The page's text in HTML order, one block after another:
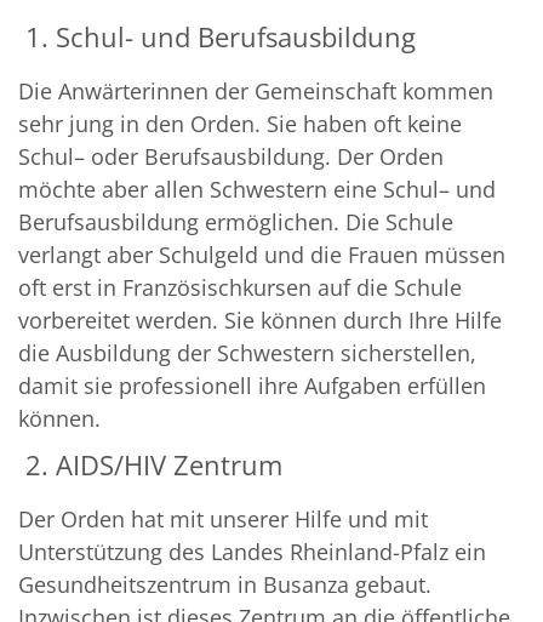
1. Schul- und Berufsausbildung
Die Anwärterinnen der Gemeinschaft kommen
sehr jung in den Orden. Sie haben oft keine
Schul– oder Berufsausbildung. Der Orden
möchte aber allen Schwestern eine Schul– und
Berufsausbildung ermöglichen. Die Schule
verlangt aber Schulgeld und die Frauen müssen
oft erst in Französischkursen auf die Schule
vorbereitet werden. Sie können durch Ihre Hilfe
die Ausbildung der Schwestern sicherstellen,
damit sie professionell ihre Aufgaben erfüllen
können.
2. AIDS/HIV Zentrum
Der Orden hat mit unserer Hilfe und mit
Unterstützung des Landes Rheinland-Pfalz ein
Gesundheitszentrum in Busanza gebaut.